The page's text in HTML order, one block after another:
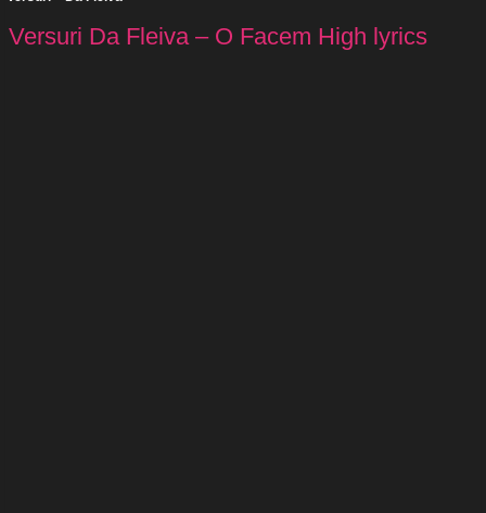
Versuri Da Fleiva – O Facem High lyrics